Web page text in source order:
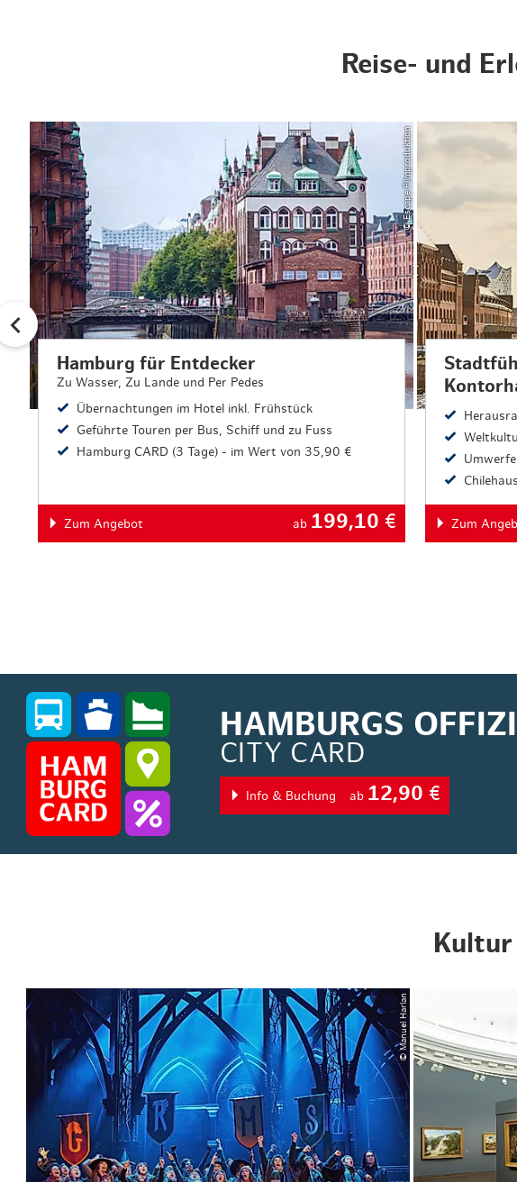
Reise- und
© Escape Filmproduktion
Hamburg für Entdecker
Zu Wasser, Zu Lande und Per Pedes
Übernachtungen im Hotel inkl. Frühstück
Geführte Touren per Bus, Schiff und zu Fuss
Hamburg CARD (3 Tage) - im Wert von 35,90 €
Zum Angebot ab 199,10 € Zum
HAMBURGS
CITY CARD
Info & Buchung ab 12,90 €
© Manuel Harlan